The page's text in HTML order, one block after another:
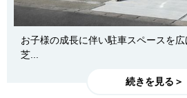
お子様の成長に伴い駐車スペースを広
芝...
続きを見る＞